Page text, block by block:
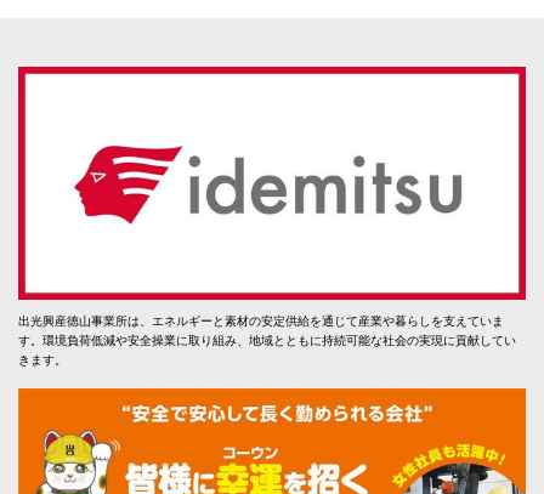
出光興産徳山事業所は、エネルギーと素材の安定供給を通じて産業や暮らしを支えていま
す。環境負荷低減や安全操業に取り組み、地域とともに持続可能な社会の実現に貢献してい
きます。